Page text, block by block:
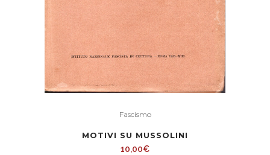
Fascismo
MOTIVI SU MUSSOLINI
10,00€